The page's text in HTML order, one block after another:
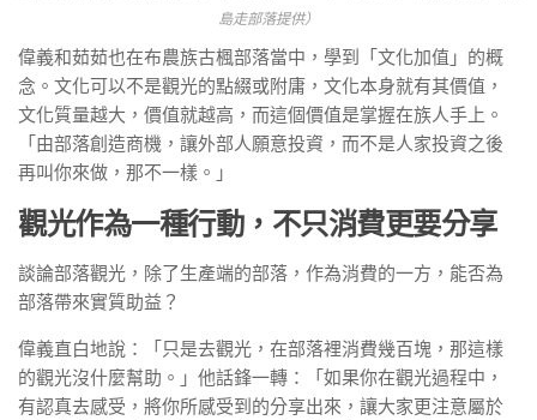
島走部落提供）
偉義和茹茹也在布農族古楓部落當中，學到「文化加值」的概
念。文化可以不是觀光的點綴或附庸，文化本身就有其價值，
文化質量越大，價值就越高，而這個價值是掌握在族人手上。
「由部落創造商機，讓外部人願意投資，而不是人家投資之後
再叫你來做，那不一樣。」
觀光作為一種行動，不只消費更要分享
談論部落觀光，除了生產端的部落，作為消費的一方，能否為
部落帶來實質助益？
偉義直白地說：「只是去觀光，在部落裡消費幾百塊，那這樣
的觀光沒什麼幫助。」他話鋒一轉：「如果你在觀光過程中，
有認真去感受，將你所感受到的分享出來，讓大家更注意屬於